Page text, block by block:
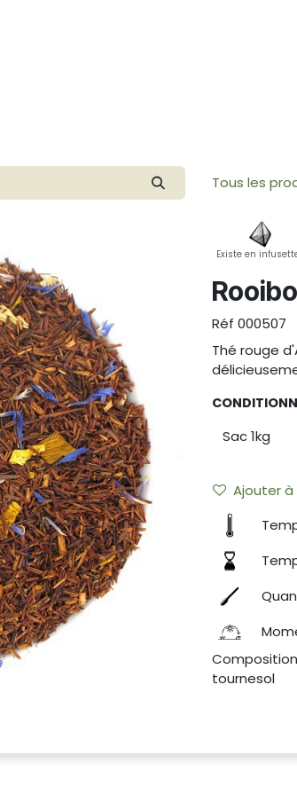
Tous les
Existe en
Réf 000507
Thé rouge
Ajouter
tournesol